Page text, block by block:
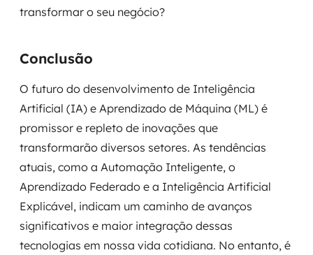
transformar o seu negócio?
Conclusão
O futuro do desenvolvimento de Inteligência
Artificial (IA) e Aprendizado de Máquina (ML) é
promissor e repleto de inovações que
transformarão diversos setores. As tendências
atuais, como a Automação Inteligente, o
Aprendizado Federado e a Inteligência Artificial
Explicável, indicam um caminho de avanços
significativos e maior integração dessas
tecnologias em nossa vida cotidiana. No entanto, é